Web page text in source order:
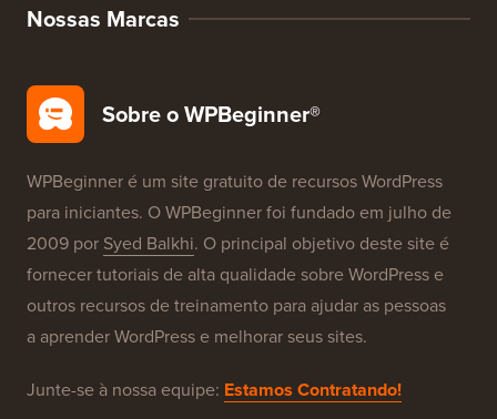
Nossas Marcas
Sobre o WPBeginner®
WPBeginner é um site gratuito de recursos WordPress
para iniciantes. O WPBeginner foi fundado em julho de
2009 por Syed Balkhi. O principal objetivo deste site é
fornecer tutoriais de alta qualidade sobre WordPress e
outros recursos de treinamento para ajudar as pessoas
a aprender WordPress e melhorar seus sites.
Junte-se à nossa equipe: Estamos Contratando!